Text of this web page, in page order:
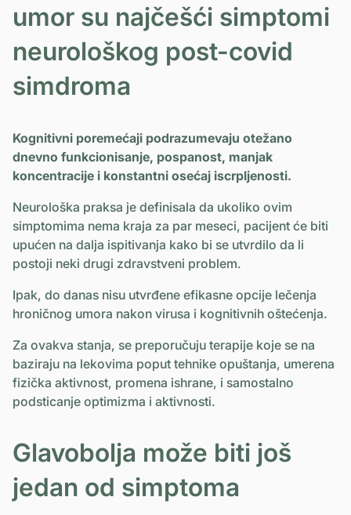
umor su najčešći simptomi
neurološkog post-covid
simdroma
Kognitivni poremećaji podrazumevaju otežano
dnevno funkcionisanje, pospanost, manjak
koncentracije i konstantni osećaj iscrpljenosti.
Neurološka praksa je definisala da ukoliko ovim
simptomima nema kraja za par meseci, pacijent će biti
upućen na dalja ispitivanja kako bi se utvrdilo da li
postoji neki drugi zdravstveni problem.
Ipak, do danas nisu utvrđene efikasne opcije lečenja
hroničnog umora nakon virusa i kognitivnih oštećenja.
Za ovakva stanja, se preporučuju terapije koje se na
baziraju na lekovima poput tehnike opuštanja, umerena
fizička aktivnost, promena ishrane, i samostalno
podsticanje optimizma i aktivnosti.
Glavobolja može biti još
jedan od simptoma